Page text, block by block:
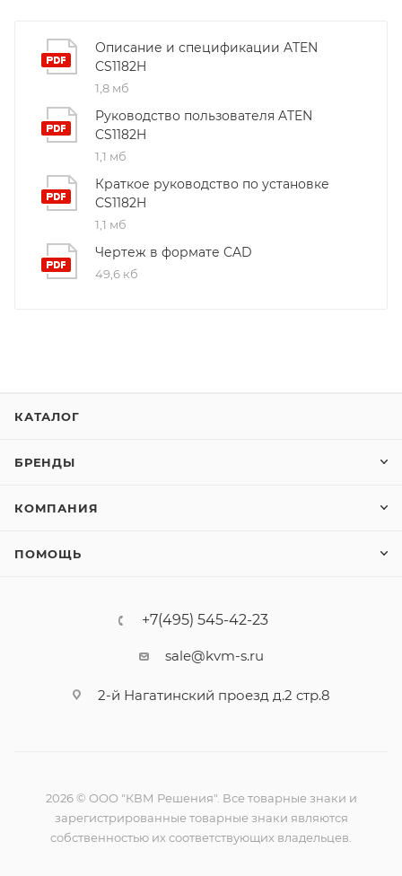
Описание и спецификации ATEN
CS1182H
1,8 мб
Руководство пользователя ATEN
CS1182H
1,1 мб
Краткое руководство по установке
CS1182H
1,1 мб
Чертеж в формате CAD
49,6 кб
КАТАЛОГ
БРЕНДЫ
КОМПАНИЯ
ПОМОЩЬ
+7(495) 545-42-23
sale@kvm-s.ru
2-й Нагатинский проезд д.2 стр.8
2026 © ООО "КВМ Решения". Все товарные знаки и
зарегистрированные товарные знаки являются
собственностью их соответствующих владельцев.